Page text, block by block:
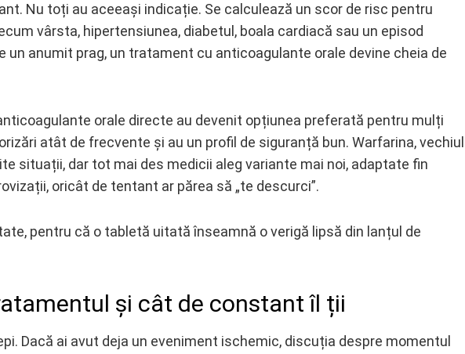
Nu toți au aceeași indicație. Se calculează un scor de risc pentru
vârsta, hipertensiunea, diabetul, boala cardiacă sau un episod
un anumit prag, un tratament cu anticoagulante orale devine cheia de
orale directe au devenit opțiunea preferată pentru mulți
atât de frecvente și au un profil de siguranță bun. Warfarina, vechiul
situații, dar tot mai des medicii aleg variante mai noi, adaptate fin
oricât de tentant ar părea să „te descurci”.
pentru că o tabletă uitată înseamnă o verigă lipsă din lanțul de
și cât de constant îl ții
Dacă ai avut deja un eveniment ischemic, discuția despre momentul